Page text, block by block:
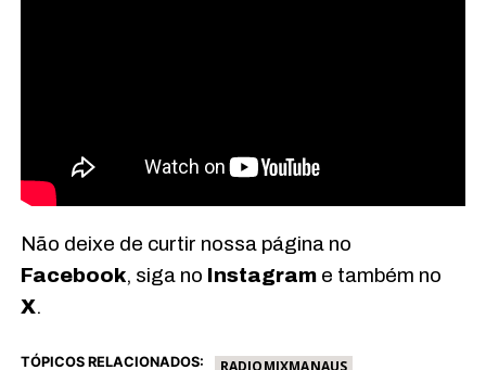
Não deixe de curtir nossa página no
Facebook, siga no Instagrame também no
X.
TÓPICOS RELACIONADOS: RADIOMIXMANAUS